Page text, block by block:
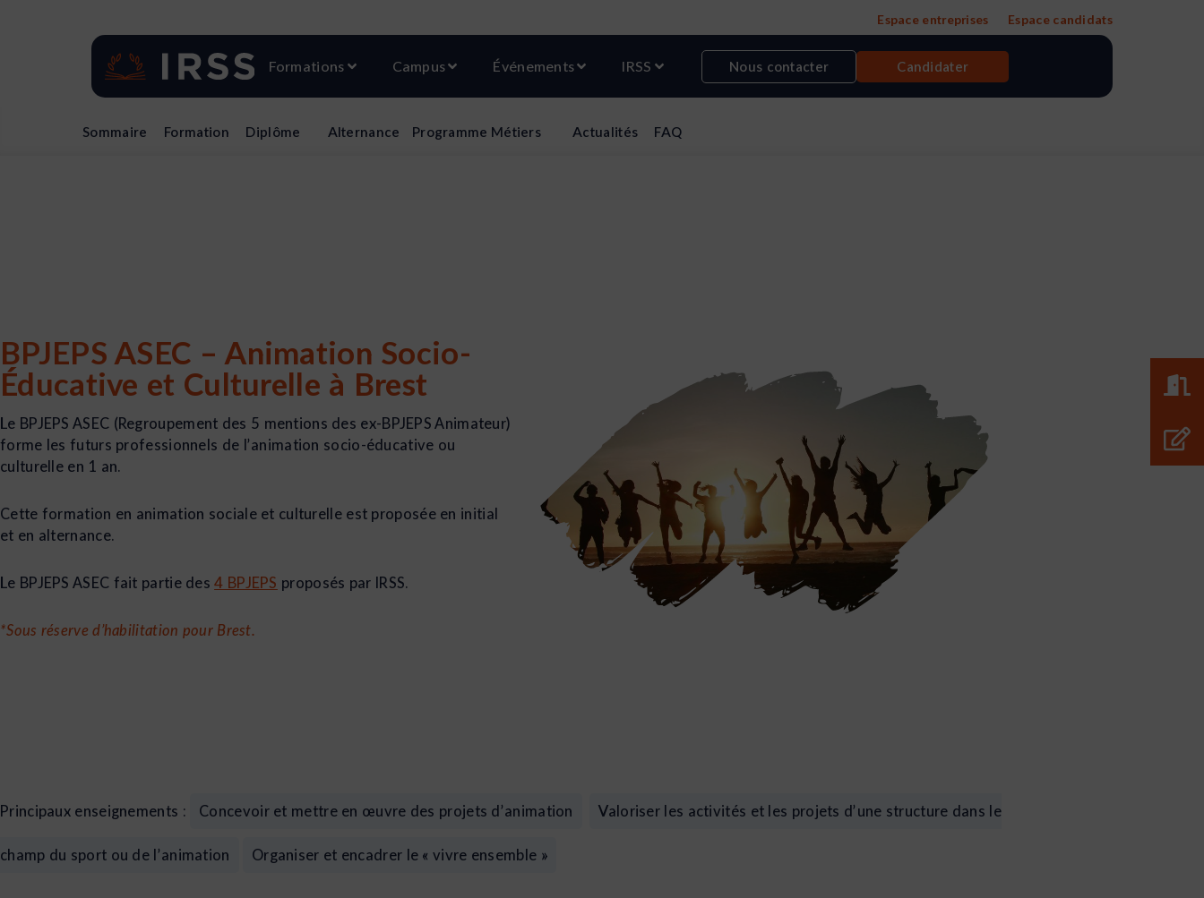
Espace entreprises Espace candidats
Formations Ouvrir Formations
Campus Ouvrir Campus
Événements Ouvrir Événements
IRSS Ouvrir IRSSNous contacter Candidater
Sommaire Formation Diplôme Alternance Programme Métiers Actualités FAQ
BPJEPS ASEC – Animation Socio-
Éducative et Culturelle à Brest
Le BPJEPS ASEC (Regroupement des 5 mentions des ex-BPJEPS Animateur)
forme les futurs professionnels de l’animation socio-éducative ou
culturelle en 1 an.
Cette formation en animation sociale et culturelle est proposée en initial
et en alternance.
Le BPJEPS ASEC fait partie des4 BPJEPS proposés par IRSS.
*Sous réserve d’habilitation pour Brest.
Principaux enseignements : Concevoir et mettre en œuvre des projets d’animation Valoriser les activités et les projets d’une structure dans le
champ du sport ou de l’animation Organiser et encadrer le « vivre ensemble »